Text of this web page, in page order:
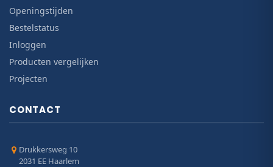
Openingstijden
Bestelstatus
Inloggen
Producten vergelijken
Projecten
CONTACT
Drukkersweg 10
2031 EE Haarlem